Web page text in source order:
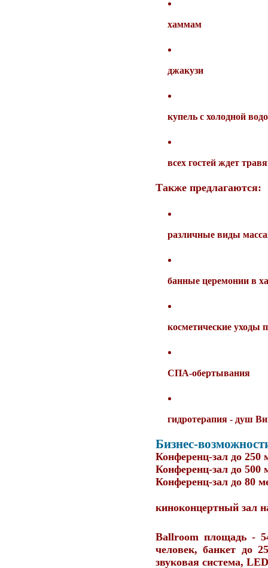
хаммам
джакузи
купель с холодной
всех гостей ждет
Также предлагаются:
различные виды
банные церемонии в
косметические уходы
СПА-обертывания
гидротерапия - душ
Бизнес-
Конференц-зал до 250
Конференц-зал до 500
Конференц-зал до 80
киноконцертный зал
Ballroom площадь -
человек, банкет до
звуковая система,